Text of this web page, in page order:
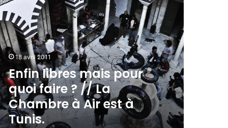
18 avril 2011
Enfin libres mais pour
quoi faire ? // La
Chambre à Air est à
Tunis.